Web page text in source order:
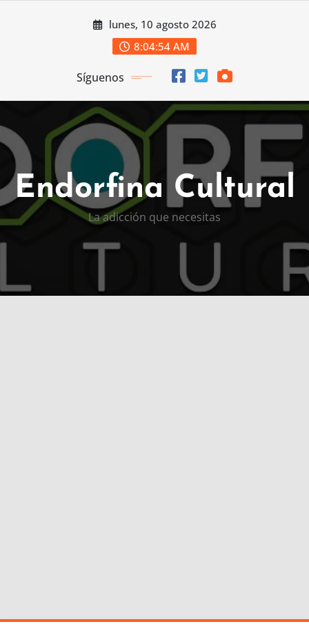
lunes, 10 agosto 2026
8:04:56 AM
Síguenos
Endorfina Cultural
La adicción que necesitas